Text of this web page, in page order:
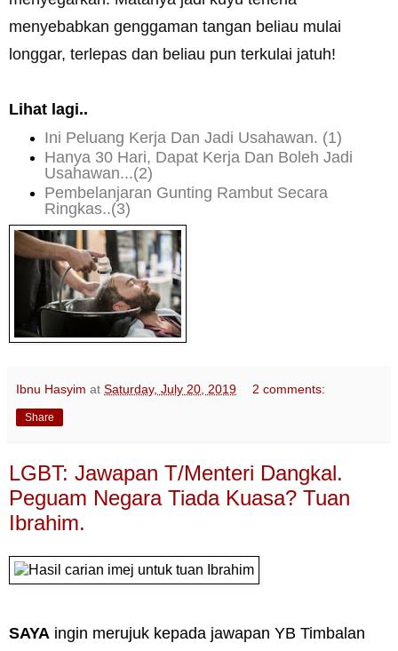
menyebabkan genggaman tangan beliau mulai
longgar, terlepas dan beliau pun terkulai jatuh!
Lihat lagi..
Ini Peluang Kerja Dan Jadi Usahawan. (1)
Hanya 30 Hari, Dapat Kerja Dan Boleh Jadi
Usahawan...(2)
Pembelanjaran Gunting Rambut Secara
Ringkas..(3)
Ibnu Hasyim at Saturday, July 20, 2019 2 comments:
Share
LGBT: Jawapan T/Menteri Dangkal.
Peguam Negara Tiada Kuasa? Tuan
Ibrahim.
SAYA ingin merujuk kepada jawapan YB Timbalan